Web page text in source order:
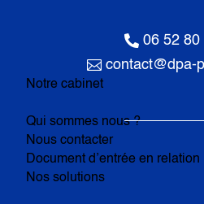
 06 52 80
 contact@dpa-
Notre cabinet
Qui sommes nous ?
Nous contacter
Document d’entrée en relation
Nos solutions